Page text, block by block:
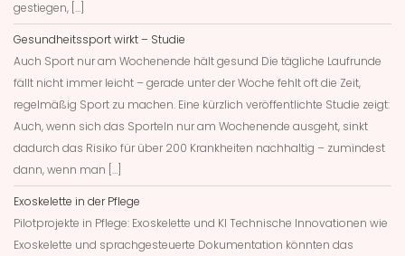
gestiegen, […]
Gesundheitssport wirkt – Studie
Auch Sport nur am Wochenende hält gesund Die tägliche Laufrunde
fällt nicht immer leicht – gerade unter der Woche fehlt oft die Zeit,
regelmäßig Sport zu machen. Eine kürzlich veröffentlichte Studie zeigt:
Auch, wenn sich das Sporteln nur am Wochenende ausgeht, sinkt
dadurch das Risiko für über 200 Krankheiten nachhaltig – zumindest
dann, wenn man […]
Exoskelette in der Pflege
Pilotprojekte in Pflege: Exoskelette und KI Technische Innovationen wie
Exoskelette und sprachgesteuerte Dokumentation könnten das